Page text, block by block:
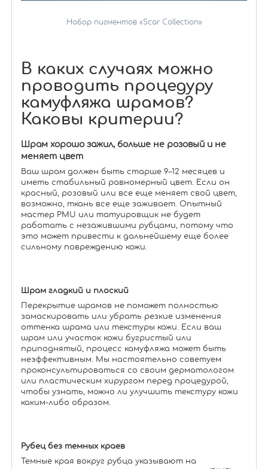
Набор пигментов «Scar Collection»
В каких случаях можно
проводить процедуру
камуфляжа шрамов?
Каковы критерии?
Шрам хорошо зажил, больше не розовый и не
меняет цвет
Ваш шрам должен быть старше 9–12 месяцев и
иметь стабильный равномерный цвет. Если он
красный, розовый или все еще меняет свой цвет,
возможно, ткань все еще заживает. Опытный
мастер PMU или татуировщик не будет
работать с незажившими рубцами, потому что
это может привести к дальнейшему еще более
сильному повреждению кожи.
Шрам гладкий и плоский
Перекрытие шрамов не поможет полностью
замаскировать или убрать резкие изменения
оттенка шрама или текстуры кожи. Если ваш
шрам или участок кожи бугристый или
приподнятый, процесс камуфляжа может быть
неэффективным. Мы настоятельно советуем
проконсультироваться со своим дерматологом
или пластическим хирургом перед процедурой,
чтобы узнать, можно ли улучшить текстуру кожи
каким-либо образом.
Рубец без темных краев
Темные края вокруг рубца указывают на